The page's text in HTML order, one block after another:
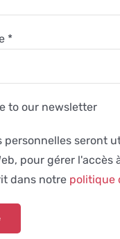
*Obligatoire
to our newsletter
personnelles seront
pour gérer
dans notre politique